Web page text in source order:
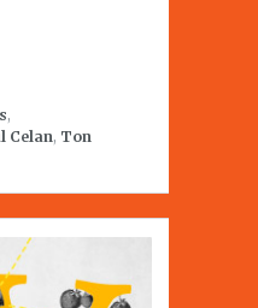
,
Celan, Ton